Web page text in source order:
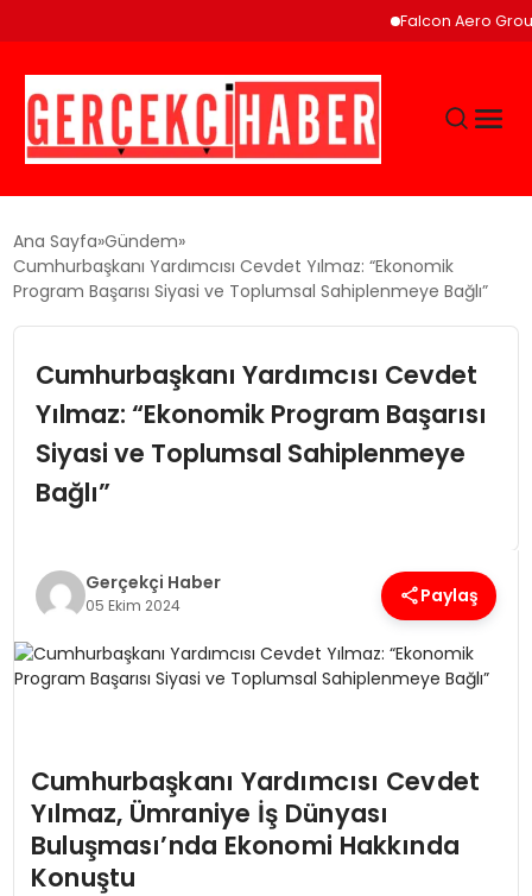
Falcon Aero
GÜNCEL
EĞITIM
EKONOMI
MAGAZIN
SAĞLIK
SPOR
TEKNOLOJI
Ana Sayfa Gündem
Cumhurbaşkanı Yardımcısı Cevdet Yılmaz: “Ekonomik
Program Başarısı Siyasi ve Toplumsal Sahiplenmeye Bağlı”
Cumhurbaşkanı Yardımcısı Cevdet
Yılmaz: “Ekonomik Program Başarısı
Siyasi ve Toplumsal Sahiplenmeye
Bağlı”
Gerçekçi Haber
05 Ekim 2024 Paylaş
Cumhurbaşkanı Yardımcısı Cevdet
Yılmaz, Ümraniye İş Dünyası
Buluşması’nda Ekonomi Hakkında
Konuştu